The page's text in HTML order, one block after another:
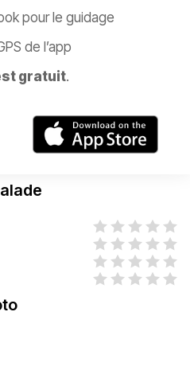
pour le guidage
de l’app
gratuit.